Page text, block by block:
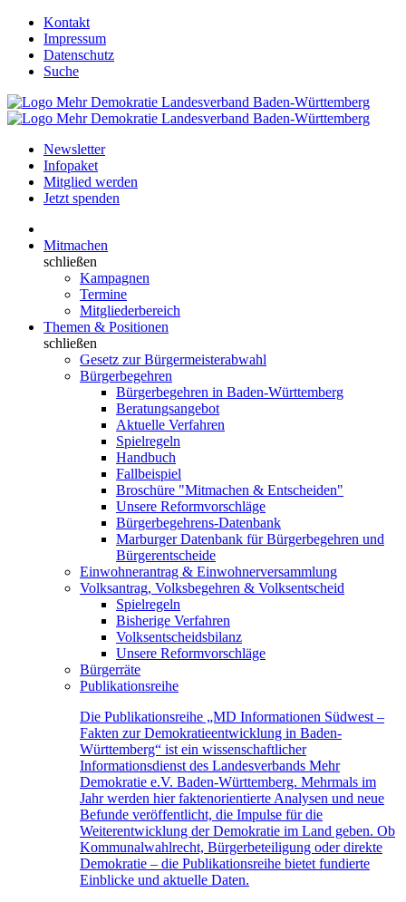
Kontakt
Impressum
Datenschutz
Suche
Newsletter
Infopaket
Mitglied werden
Jetzt spenden
Mitmachen
schließen
Kampagnen
Termine
Mitgliederbereich
Themen & Positionen
schließen
Gesetz zur Bürgermeisterabwahl
Bürgerbegehren
Bürgerbegehren in Baden-Württemberg
Beratungsangebot
Aktuelle Verfahren
Spielregeln
Handbuch
Fallbeispiel
Broschüre "Mitmachen & Entscheiden"
Unsere Reformvorschläge
Bürgerbegehrens-Datenbank
Marburger Datenbank für Bürgerbegehren und
Bürgerentscheide
Einwohnerantrag & Einwohnerversammlung
Volksantrag, Volksbegehren & Volksentscheid
Spielregeln
Bisherige Verfahren
Volksentscheidsbilanz
Unsere Reformvorschläge
Bürgerräte
Publikationsreihe
Die Publikationsreihe „MD Informationen Südwest –
Fakten zur Demokratieentwicklung in Baden-
Württemberg“ ist ein wissenschaftlicher
Informationsdienst des Landesverbands Mehr
Demokratie e.V. Baden-Württemberg. Mehrmals im
Jahr werden hier faktenorientierte Analysen und neue
Befunde veröffentlicht, die Impulse für die
Weiterentwicklung der Demokratie im Land geben. Ob
Kommunalwahlrecht, Bürgerbeteiligung oder direkte
Demokratie – die Publikationsreihe bietet fundierte
Einblicke und aktuelle Daten.